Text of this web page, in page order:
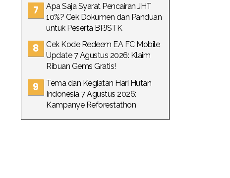
Apa Saja Syarat Pencairan JHT
10%? Cek Dokumen dan Panduan
untuk Peserta BPJSTK
Cek Kode Redeem EA FC Mobile
Update 7 Agustus 2026: Klaim
Ribuan Gems Gratis!
Tema dan Kegiatan Hari Hutan
Indonesia 7 Agustus 2026:
Kampanye Reforestathon